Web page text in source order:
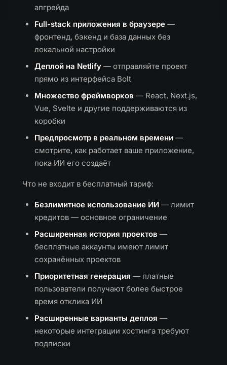
апгрейда
Full-stack приложения в браузере —
фронтенд, бэкенд и база данных без
локальной настройки
Деплой на Netlify — отправляйте проект
прямо из интерфейса Bolt
Множество фреймворков — React, Next.js,
Vue, Svelte и другие поддерживаются из
коробки
Предпросмотр в реальном времени —
смотрите, как работает ваше приложение,
пока ИИ его создаёт
Что не входит в бесплатный тариф:
Безлимитное использование ИИ — лимит
кредитов — основное ограничение
Расширенная история проектов —
бесплатные аккаунты имеют лимит
сохранённых проектов
Приоритетная генерация — платные
пользователи получают более быстрое
время отклика ИИ
Расширенные варианты деплоя —
некоторые интеграции хостинга требуют
подписки